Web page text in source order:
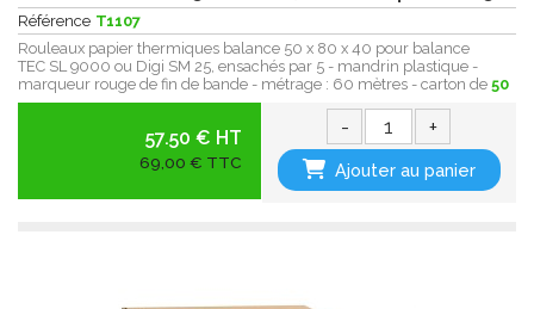
Référence T1107
Rouleaux papier thermiques balance 50 x 80 x 40 pour balance
TEC SL 9000 ou Digi SM 25, ensachés par 5 - mandrin plastique -
marqueur rouge de fin de bande - métrage : 60 mètres - carton de 50
57.50 € HT
69,00 € TTC
- +
Ajouter au panier